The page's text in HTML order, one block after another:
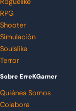
RPG
Shooter
Simulación
Soulslike
Terror
Sobre ErreKGamer
Quiénes Somos
Colabora